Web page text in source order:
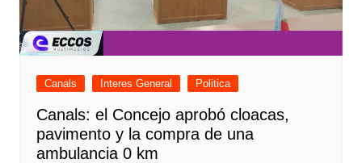
Canals Interes General Politica
Canals: el Concejo aprobó cloacas,
pavimento y la compra de una
ambulancia 0 km